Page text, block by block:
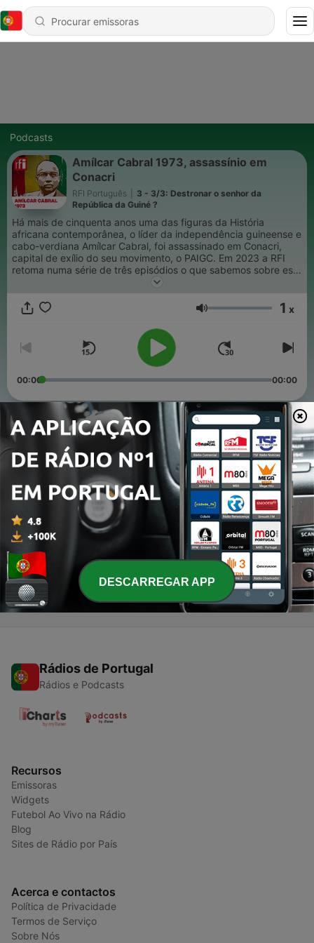
Podcasts
Amílcar Cabral 1973, assassínio em
Conacri
RFI Português
3 - 3/3: Destronar o senhor da
República da Guiné ?
Há mais de cinquenta anos uma das figuras da História
africana contemporânea, o líder da independência guineense e
cabo-verdiana Amílcar Cabral, foi assassinado em Conacri,
capital de exílio do seu movimento, o PAIGC. Em 2023 a RFI
retoma numa série de três episódios o que sabemos sobre este
assassínio, os responsáveis e a operação que se montou
início dos anos 1970, as lutas das duas "Guinés" estavam
intimamente entrelaçadas.
Volume 1 x
00:00 00:00
Episódios
3 - 3/3: Destronar o senhor da República da Guiné ?
19 set. 2024
2 2/3: As ramificações de um complot
19 set. 2024
1 - 1/3: As lutas das duas "Guinés" entrelaçadas
19 set. 2024
Rádios de Portugal
Rádios e Podcasts
Recursos
Emissoras
Widgets
Futebol Ao Vivo na Rádio
Blog
Sites de Rádio por País
Acerca e contactos
Política de Privacidade
Termos de Serviço
Sobre Nós
DESCARREGAR APP